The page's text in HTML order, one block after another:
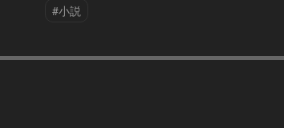
#小説